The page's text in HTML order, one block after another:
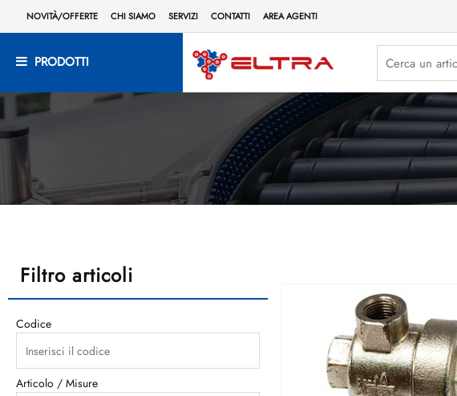
NOVITÀ/OFFERTE CHI SIAMO SERVIZI CONTATTI AREA AGENTI
PRODOTTI
Filtro articoli
Codice
Articolo / Misure